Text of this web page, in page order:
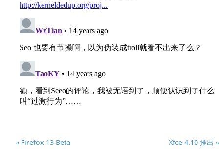
« Firefox 13 Beta Xfce 4.10 推出 »